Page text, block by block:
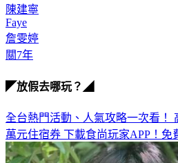
陳建寧
Faye
詹雯婷
關7年
◤放假去哪玩？◢
全台熱門活動、人氣攻略一次看！
萬元住宿券 下載食尚玩家APP！免